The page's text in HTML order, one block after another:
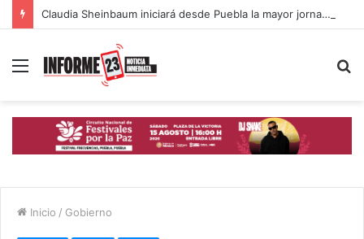
Claudia Sheinbaum iniciará desde Puebla la mayor jornada de reforestación del país
Menú
Inicio / Gobierno